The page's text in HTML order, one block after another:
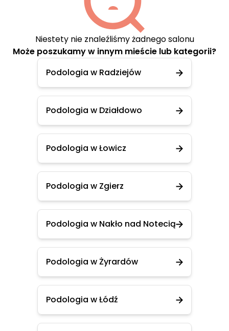
Niestety nie znaleźliśmy żadnego salonu
Może poszukamy w innym mieście lub kategorii?
Podologia w Radziejów
Podologia w Działdowo
Podologia w Łowicz
Podologia w Zgierz
Podologia w Nakło nad Notecią
Podologia w Żyrardów
Podologia w Łódź